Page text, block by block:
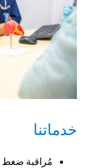
خدماتنا
مُراقبة ضغط